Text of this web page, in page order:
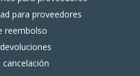
para proveedores
reembolso
cancelación